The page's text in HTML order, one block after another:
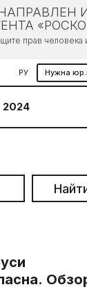
прав
РУ Нужна
2024